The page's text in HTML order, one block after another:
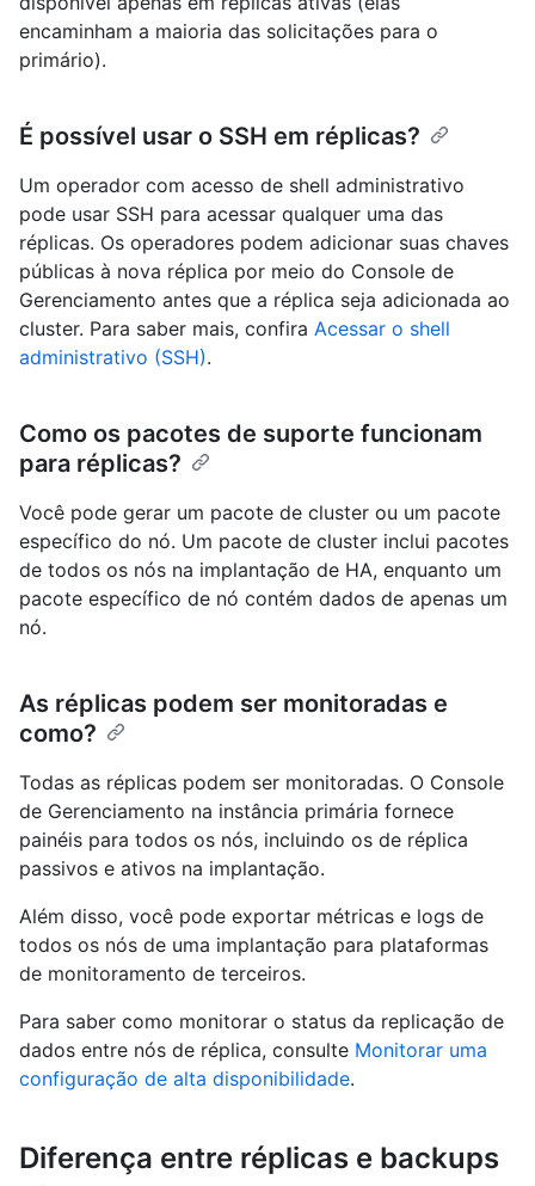
encaminham a maioria das solicitações para o
primário).
É possível usar o SSH em réplicas?
Um operador com acesso de shell administrativo
pode usar SSH para acessar qualquer uma das
réplicas. Os operadores podem adicionar suas chaves
públicas à nova réplica por meio do Console de
Gerenciamento antes que a réplica seja adicionada ao
cluster. Para saber mais, confira Acessar o shell
administrativo (SSH).
Como os pacotes de suporte funcionam
para réplicas?
Você pode gerar um pacote de cluster ou um pacote
específico do nó. Um pacote de cluster inclui pacotes
de todos os nós na implantação de HA, enquanto um
pacote específico de nó contém dados de apenas um
nó.
As réplicas podem ser monitoradas e
como?
Todas as réplicas podem ser monitoradas. O Console
de Gerenciamento na instância primária fornece
painéis para todos os nós, incluindo os de réplica
passivos e ativos na implantação.
Além disso, você pode exportar métricas e logs de
todos os nós de uma implantação para plataformas
de monitoramento de terceiros.
Para saber como monitorar o status da replicação de
dados entre nós de réplica, consulte Monitorar uma
configuração de alta disponibilidade.
Diferença entre réplicas e backups